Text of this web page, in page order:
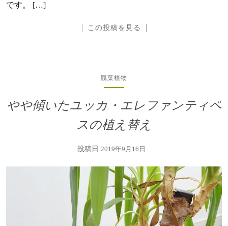
です。 […]
この投稿を見る
観葉植物
やや傾いたユッカ・エレファンティペ
スの植え替え
投稿日 2019年9月16日